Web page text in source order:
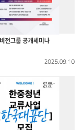
전그룹 공개세미나
2025.09.10